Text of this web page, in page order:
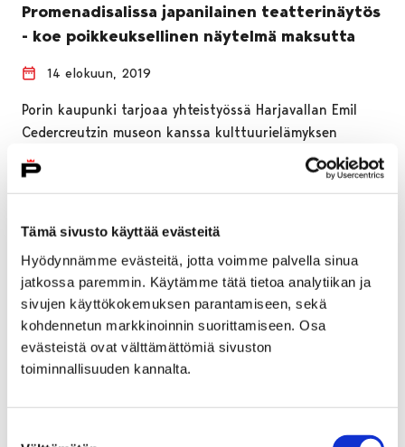
Tämä sivusto käyttää evästeitä
Hyödynnämme evästeitä, jotta voimme palvella sinua
jatkossa paremmin. Käytämme tätä tietoa analytiikan ja
sivujen käyttökokemuksen parantamiseen, sekä
kohdennetun markkinoinnin suorittamiseen. Osa
evästeistä ovat välttämättömiä sivuston
toiminnallisuuden kannalta.
Promenadisalissa japanilainen teatterinäytös
- koe poikkeuksellinen näytelmä maksutta
14 elokuun, 2019
Porin kaupunki tarjoaa yhteistyössä Harjavallan Emil
Cedercreutzin museon kanssa kulttuurielämyksen
japanilaiseen teatteritaiteeseen. Kaikille avoin ja
maksuton teatterinäytös nähdään Porin
Promenadisalissa…